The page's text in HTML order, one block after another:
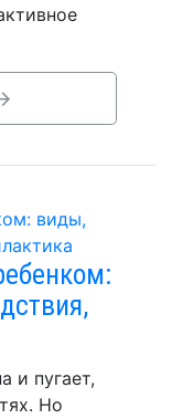
и пугает,
Но